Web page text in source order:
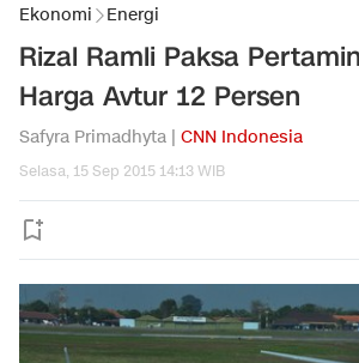
Ekonomi Energi
Rizal Ramli Paksa
Harga Avtur 12 Persen
Safyra Primadhyta | CNN Indonesia
Selasa, 15 Sep 2015 14:13 WIB